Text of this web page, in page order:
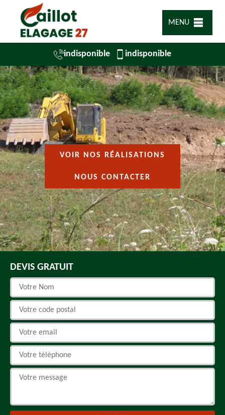
MENU
indisponible indisponible
VOIR NOS RÉALISATIONS
NOUS CONTACTER
DEVIS GRATUIT